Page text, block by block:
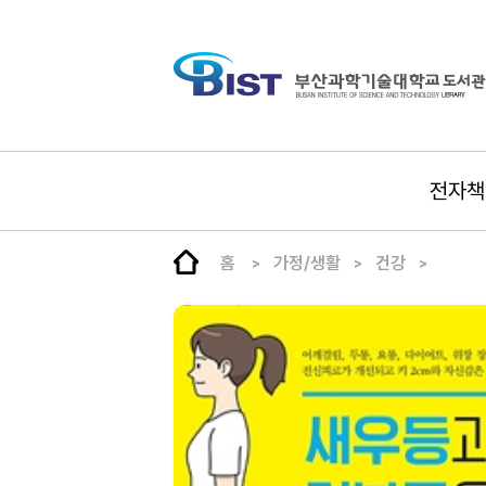
전자책
홈 가정/생활 건강